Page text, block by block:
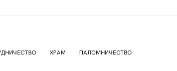
ХРАМ ПАЛОМНИЧЕСТВО